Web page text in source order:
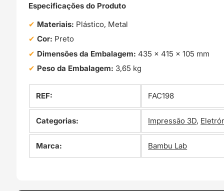
Especificações do Produto
Materiais: Plástico, Metal
Cor: Preto
Dimensões da Embalagem: 435 × 415 × 105 mm
Peso da Embalagem: 3,65 kg
REF: FAC198
Categorias: Impressão 3D,
Marca: Bambu Lab